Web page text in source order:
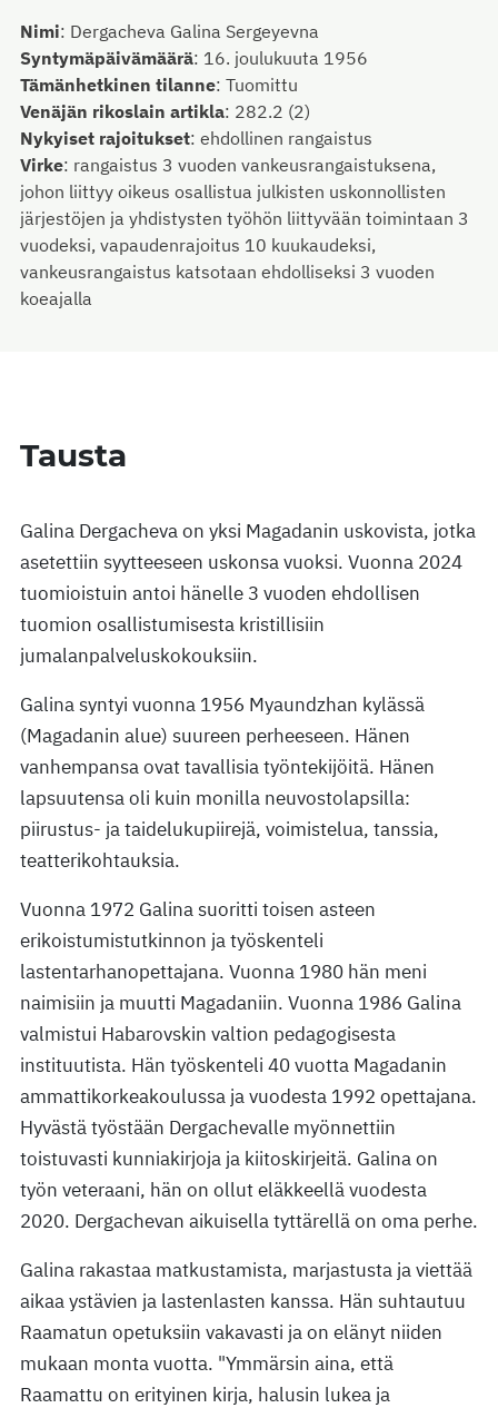
Nimi: Dergacheva Galina Sergeyevna
Syntymäpäivämäärä: 16. joulukuuta 1956
Tämänhetkinen tilanne: Tuomittu
Venäjän rikoslain artikla: 282.2 (2)
Nykyiset rajoitukset: ehdollinen rangaistus
Virke: rangaistus 3 vuoden vankeusrangaistuksena,
johon liittyy oikeus osallistua julkisten uskonnollisten
järjestöjen ja yhdistysten työhön liittyvään toimintaan 3
vuodeksi, vapaudenrajoitus 10 kuukaudeksi,
vankeusrangaistus katsotaan ehdolliseksi 3 vuoden
koeajalla
Tausta
Galina Dergacheva on yksi Magadanin uskovista, jotka
asetettiin syytteeseen uskonsa vuoksi. Vuonna 2024
tuomioistuin antoi hänelle 3 vuoden ehdollisen
tuomion osallistumisesta kristillisiin
jumalanpalveluskokouksiin.
Galina syntyi vuonna 1956 Myaundzhan kylässä
(Magadanin alue) suureen perheeseen. Hänen
vanhempansa ovat tavallisia työntekijöitä. Hänen
lapsuutensa oli kuin monilla neuvostolapsilla:
piirustus- ja taidelukupiirejä, voimistelua, tanssia,
teatterikohtauksia.
Vuonna 1972 Galina suoritti toisen asteen
erikoistumistutkinnon ja työskenteli
lastentarhanopettajana. Vuonna 1980 hän meni
naimisiin ja muutti Magadaniin. Vuonna 1986 Galina
valmistui Habarovskin valtion pedagogisesta
instituutista. Hän työskenteli 40 vuotta Magadanin
ammattikorkeakoulussa ja vuodesta 1992 opettajana.
Hyvästä työstään Dergachevalle myönnettiin
toistuvasti kunniakirjoja ja kiitoskirjeitä. Galina on
työn veteraani, hän on ollut eläkkeellä vuodesta
2020. Dergachevan aikuisella tyttärellä on oma perhe.
Galina rakastaa matkustamista, marjastusta ja viettää
aikaa ystävien ja lastenlasten kanssa. Hän suhtautuu
Raamatun opetuksiin vakavasti ja on elänyt niiden
mukaan monta vuotta. "Ymmärsin aina, että
Raamattu on erityinen kirja, halusin lukea ja